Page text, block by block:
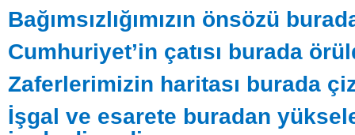
Bağımsızlığımızın önsözü
Cumhuriyet’in çatısı burada
Zaferlerimizin haritası burada
İşgal ve esarete buradan